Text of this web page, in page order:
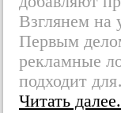
Взглянем на
Первым
рекламные
подходит
Читать